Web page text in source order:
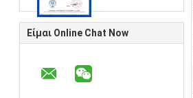
Είμαι Online Chat Now